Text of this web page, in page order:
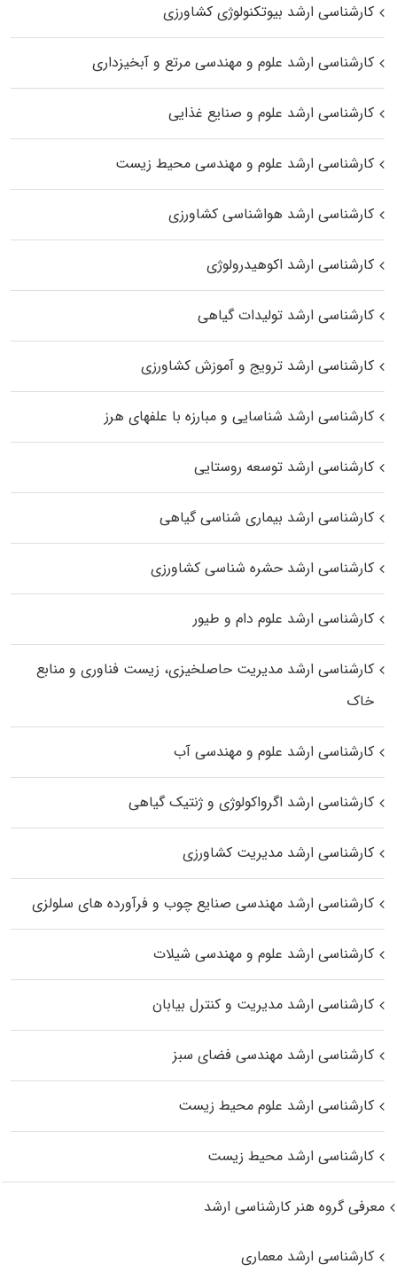
کارشناسی ارشد بیوتکنولوژی کشاورزی
کارشناسی ارشد علوم و مهندسی مرتع و آبخیزداری
کارشناسی ارشد علوم و صنایع غذایی
کارشناسی ارشد علوم و مهندسی محیط زیست
کارشناسی ارشد هواشناسی کشاورزی
کارشناسی ارشد اکوهیدرولوژی
کارشناسی ارشد تولیدات گیاهی
کارشناسی ارشد ترویج و آموزش کشاورزی
کارشناسی ارشد شناسایی و مبارزه با علفهای هرز
کارشناسی ارشد توسعه روستایی
کارشناسی ارشد بیماری‌ شناسی گیاهی
کارشناسی ارشد حشره‌ شناسی کشاورزی
کارشناسی ارشد علوم دام و طیور
کارشناسی ارشد مدیریت حاصلخیزی، زیست فناوری و منابع
خاک
کارشناسی ارشد علوم و مهندسی آب
کارشناسی ارشد اگرواکولوژی و ژنتیک گیاهی
کارشناسی ارشد مدیریت کشاورزی
کارشناسی ارشد مهندسی صنایع چوب و فرآورده‌ های سلولزی
کارشناسی ارشد علوم و مهندسی شیلات
کارشناسی ارشد مدیریت و کنترل بیابان
کارشناسی ارشد مهندسی فضای سبز
کارشناسی ارشد علوم محیط‌ زیست
کارشناسی ارشد محیط زیست
معرفی گروه هنر کارشناسی ارشد
کارشناسی ارشد معماری